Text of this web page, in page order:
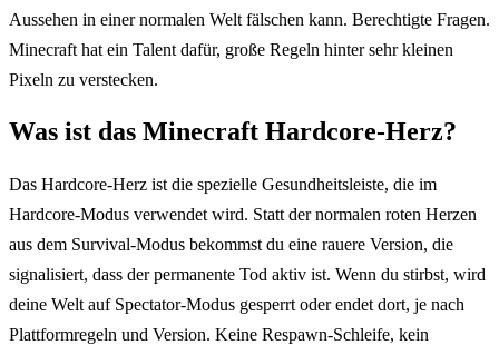
Aussehen in einer normalen Welt fälschen kann. Berechtigte Fragen.
Minecraft hat ein Talent dafür, große Regeln hinter sehr kleinen
Pixeln zu verstecken.
Was ist das Minecraft Hardcore-Herz?
Das Hardcore-Herz ist die spezielle Gesundheitsleiste, die im
Hardcore-Modus verwendet wird. Statt der normalen roten Herzen
aus dem Survival-Modus bekommst du eine rauere Version, die
signalisiert, dass der permanente Tod aktiv ist. Wenn du stirbst, wird
deine Welt auf Spectator-Modus gesperrt oder endet dort, je nach
Plattformregeln und Version. Keine Respawn-Schleife, kein